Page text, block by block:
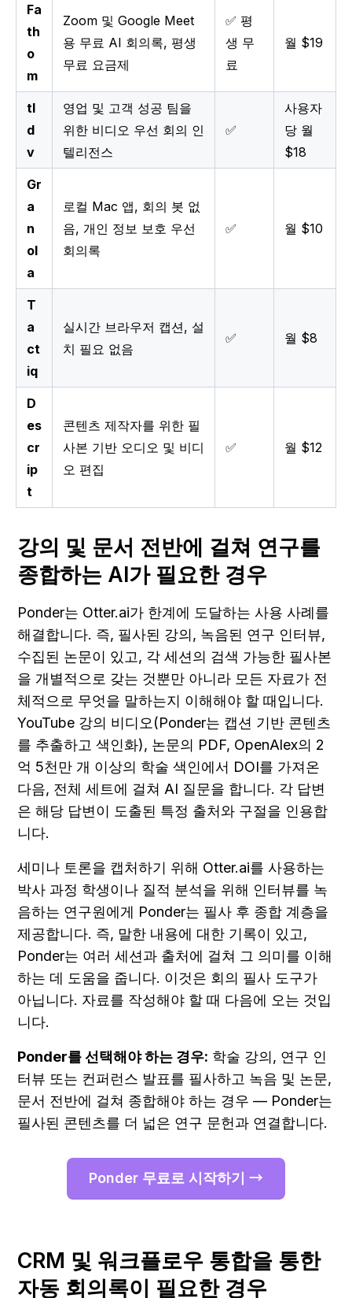
Fa
th
o
m
Zoom 및 Google Meet
용 무료 AI 회의록, 평생
무료 요금제
✅ 평
생 무
료
월 $19
tl
d
v
영업 및 고객 성공 팀을
위한 비디오 우선 회의 인
텔리전스
✅
사용자
당 월
$18
Gr
a
n
ol
a
로컬 Mac 앱, 회의 봇 없
음, 개인 정보 보호 우선
회의록
✅ 월 $10
T
a
ct
iq
실시간 브라우저 캡션, 설
치 필요 없음
✅ 월 $8
D
es
cr
ip
t
콘텐츠 제작자를 위한 필
사본 기반 오디오 및 비디
오 편집
✅ 월 $12
강의 및 문서 전반에 걸쳐 연구를
종합하는 AI가 필요한 경우
Ponder는 Otter.ai가 한계에 도달하는 사용 사례를
해결합니다. 즉, 필사된 강의, 녹음된 연구 인터뷰,
수집된 논문이 있고, 각 세션의 검색 가능한 필사본
을 개별적으로 갖는 것뿐만 아니라 모든 자료가 전
체적으로 무엇을 말하는지 이해해야 할 때입니다.
YouTube 강의 비디오(Ponder는 캡션 기반 콘텐츠
를 추출하고 색인화), 논문의 PDF, OpenAlex의 2
억 5천만 개 이상의 학술 색인에서 DOI를 가져온
다음, 전체 세트에 걸쳐 AI 질문을 합니다. 각 답변
은 해당 답변이 도출된 특정 출처와 구절을 인용합
니다.
세미나 토론을 캡처하기 위해 Otter.ai를 사용하는
박사 과정 학생이나 질적 분석을 위해 인터뷰를 녹
음하는 연구원에게 Ponder는 필사 후 종합 계층을
제공합니다. 즉, 말한 내용에 대한 기록이 있고,
Ponder는 여러 세션과 출처에 걸쳐 그 의미를 이해
하는 데 도움을 줍니다. 이것은 회의 필사 도구가
아닙니다. 자료를 작성해야 할 때 다음에 오는 것입
니다.
Ponder를 선택해야 하는 경우: 학술 강의, 연구 인
터뷰 또는 컨퍼런스 발표를 필사하고 녹음 및 논문,
문서 전반에 걸쳐 종합해야 하는 경우 — Ponder는
필사된 콘텐츠를 더 넓은 연구 문헌과 연결합니다.
Ponder 무료로 시작하기 →
CRM 및 워크플로우 통합을 통한
자동 회의록이 필요한 경우